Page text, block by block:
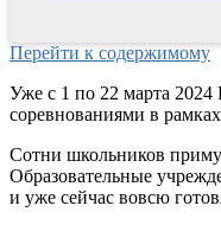
Перейти к содержимому
Уже с 1 по 22 марта 2024
соревнованиями в
Сотни школьников
Образовательные
и уже сейчас вовсю